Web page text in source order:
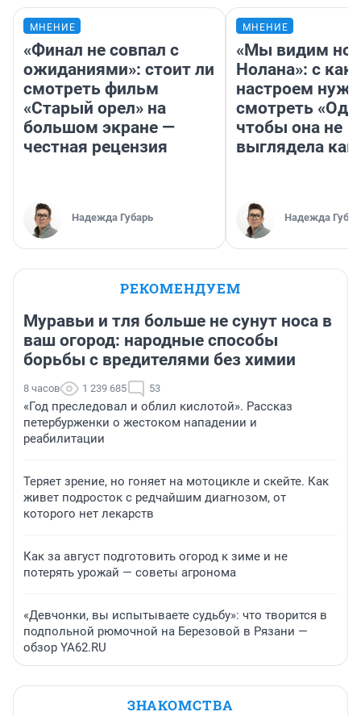
МНЕНИЕ
«Финал не совпал с
ожиданиями»: стоит ли
смотреть фильм
«Старый орел» на
большом экране —
честная рецензия
Надежда Губарь
МНЕНИЕ
«Мы видим
Нолана»: с
настроем
смотреть
чтобы она не
выглядела как
Надежда
РЕКОМЕНДУЕМ
Муравьи и тля больше не сунут носа в
ваш огород: народные способы
борьбы с вредителями без химии
8 часов 1 239 685 53
«Год преследовал и облил кислотой». Рассказ
петербурженки о жестоком нападении и
реабилитации
Теряет зрение, но гоняет на мотоцикле и скейте. Как
живет подросток с редчайшим диагнозом, от
которого нет лекарств
Как за август подготовить огород к зиме и не
потерять урожай — советы агронома
«Девчонки, вы испытываете судьбу»: что творится в
подпольной рюмочной на Березовой в Рязани —
обзор YA62.RU
ЗНАКОМСТВА